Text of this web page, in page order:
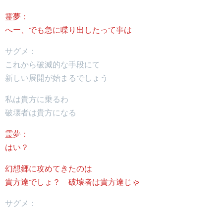
霊夢：
へー、でも急に喋り出したって事は
サグメ：
これから破滅的な手段にて
新しい展開が始まるでしょう
私は貴方に乗るわ
破壊者は貴方になる
霊夢：
はい？
幻想郷に攻めてきたのは
貴方達でしょ？ 破壊者は貴方達じゃ
サグメ：